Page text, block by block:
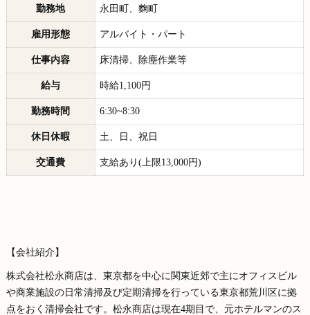
勤務地 永田町、麴町
雇用形態 アルバイト・パート
仕事内容 床清掃、除塵作業等
給与 時給1,100円
勤務時間 6:30~8:30
休日休暇 土、日、祝日
交通費 支給あり(上限13,000円)
【会社紹介】
株式会社松永商店は、東京都を中心に関東近郊で主にオフィスビル
や商業施設の日常清掃及び定期清掃を行っている東京都荒川区に拠
点をおく清掃会社です。松永商店は現在4期目で、元ホテルマンのス